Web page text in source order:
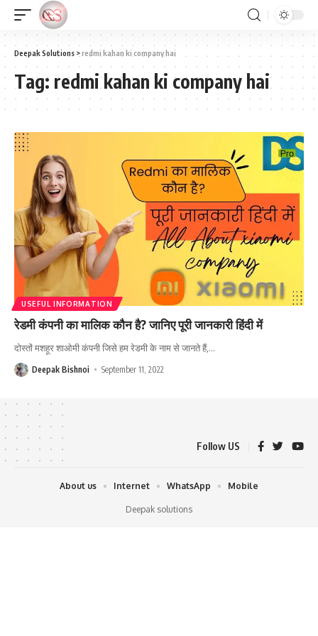
Deepak Solutions >redmi kahan ki company hai
Tag: redmi kahan ki company hai
USEFUL INFORMATION
रेडमी कंपनी का मालिक कौन है? जानिए पूरी जानकारी हिंदी में
दोस्तों मशहूर शाओमी कंपनी जिसे हम रेडमी के नाम से जानते हैं,…
Deepak Bishnoi September 11, 2022
Follow US
Deepak solutions
About us Internet WhatsApp Mobile